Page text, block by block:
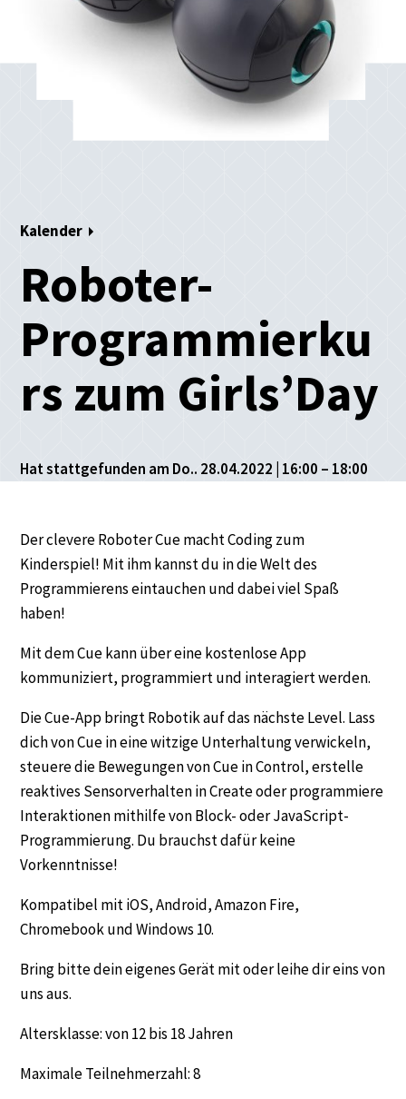
Kalender
Roboter-
Programmierku
rs zum Girls’Day
Hat stattgefunden am Do.. 28.04.2022 | 16:00 – 18:00
Der clevere Roboter Cue macht Coding zum
Kinderspiel! Mit ihm kannst du in die Welt des
Programmierens eintauchen und dabei viel Spaß
haben!
Mit dem Cue kann über eine kostenlose App
kommuniziert, programmiert und interagiert werden.
Die Cue-App bringt Robotik auf das nächste Level. Lass
dich von Cue in eine witzige Unterhaltung verwickeln,
steuere die Bewegungen von Cue in Control, erstelle
reaktives Sensorverhalten in Create oder programmiere
Interaktionen mithilfe von Block- oder JavaScript-
Programmierung. Du brauchst dafür keine
Vorkenntnisse!
Kompatibel mit iOS, Android, Amazon Fire,
Chromebook und Windows 10.
Bring bitte dein eigenes Gerät mit oder leihe dir eins von
uns aus.
Altersklasse: von 12 bis 18 Jahren
Maximale Teilnehmerzahl: 8